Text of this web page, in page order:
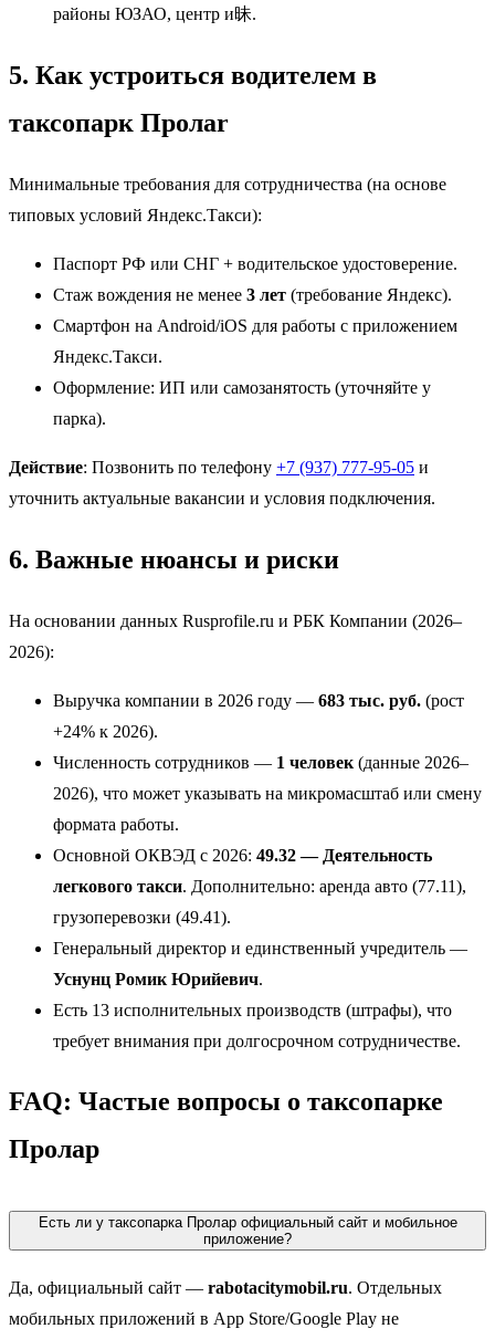
районы ЮЗАО, центр и昧.
5. Как устроиться водителем в
таксопарк Пролar
Минимальные требования для сотрудничества (на основе
типовых условий Яндекс.Такси):
Паспорт РФ или СНГ + водительское удостоверение.
Стаж вождения не менее 3 лет (требование Яндекс).
Смартфон на Android/iOS для работы с приложением
Яндекс.Такси.
Оформление: ИП или самозанятость (уточняйте у
парка).
Действие: Позвонить по телефону +7 (937) 777-95-05 и
уточнить актуальные вакансии и условия подключения.
6. Важные нюансы и риски
На основании данных Rusprofile.ru и РБК Компании (2026–
2026):
Выручка компании в 2026 году — 683 тыс. руб. (рост
+24% к 2026).
Численность сотрудников — 1 человек (данные 2026–
2026), что может указывать на микромасштаб или смену
формата работы.
Основной ОКВЭД с 2026: 49.32 — Деятельность
легкового такси. Дополнительно: аренда авто (77.11),
грузоперевозки (49.41).
Генеральный директор и единственный учредитель —
Уснунц Ромик Юрийевич.
Есть 13 исполнительных производств (штрафы), что
требует внимания при долгосрочном сотрудничестве.
FAQ: Частые вопросы о таксопарке
Пролар
Есть ли у таксопарка Пролар официальный сайт и мобильное
приложение?
Да, официальный сайт — rabotacitymobil.ru. Отдельных
мобильных приложений в App Store/Google Play не